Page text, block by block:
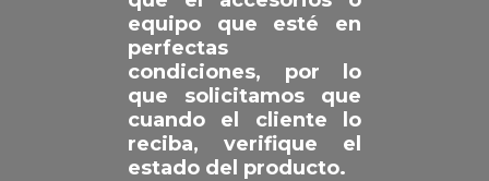
equipo que esté en
perfectas
condiciones, por lo
que solicitamos que
cuando el cliente lo
reciba, verifique el
estado del producto.